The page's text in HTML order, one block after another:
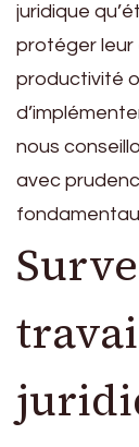
juridique
protéger leur
productivité
nous
avec